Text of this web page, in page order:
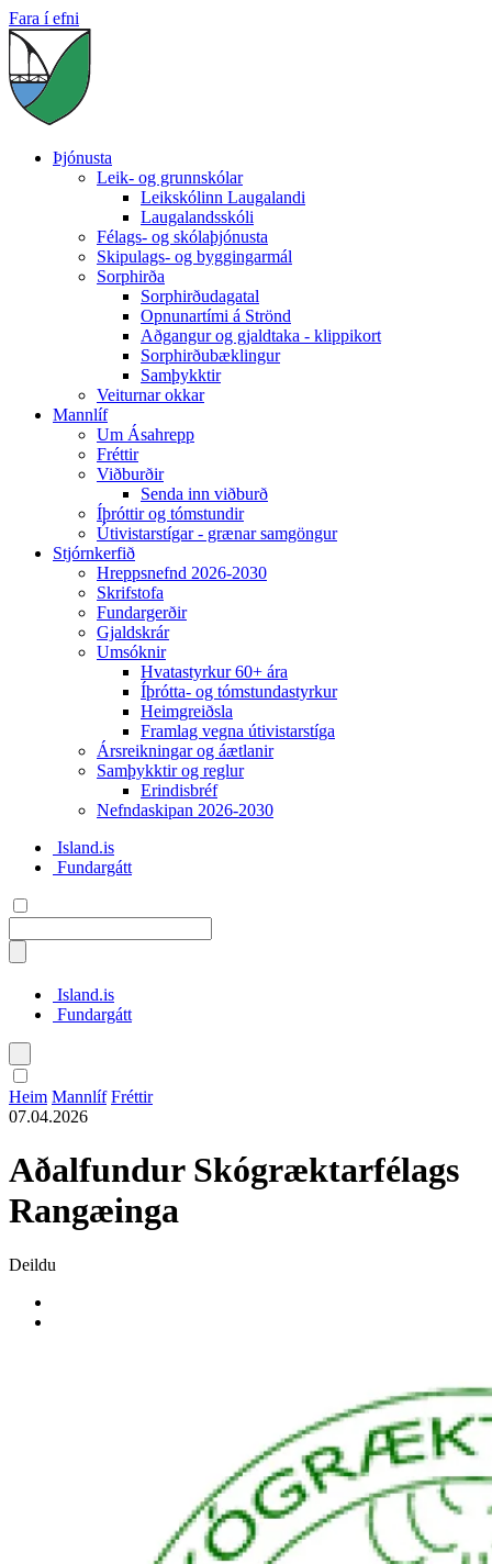
Fara í efni
Þjónusta
Leik- og grunnskólar
Leikskólinn Laugalandi
Laugalandsskóli
Félags- og skólaþjónusta
Skipulags- og byggingarmál
Sorphirða
Sorphirðudagatal
Opnunartími á Strönd
Aðgangur og gjaldtaka - klippikort
Sorphirðubæklingur
Samþykktir
Veiturnar okkar
Mannlíf
Um Ásahrepp
Fréttir
Viðburðir
Senda inn viðburð
Íþróttir og tómstundir
Útivistarstígar - grænar samgöngur
Stjórnkerfið
Hreppsnefnd 2026-2030
Skrifstofa
Fundargerðir
Gjaldskrár
Umsóknir
Hvatastyrkur 60+ ára
Íþrótta- og tómstundastyrkur
Heimgreiðsla
Framlag vegna útivistarstíga
Ársreikningar og áætlanir
Samþykktir og reglur
Erindisbréf
Nefndaskipan 2026-2030
Island.is
Fundargátt
Island.is
Fundargátt
Polski
Heim Mannlíf Fréttir
07.04.2026
Aðalfundur Skógræktarfélags
Rangæinga
Deildu